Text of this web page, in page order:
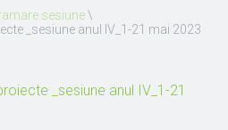
sesiune\
_sesiune anul IV_1-21 mai 2023
_sesiune anul IV_1-21